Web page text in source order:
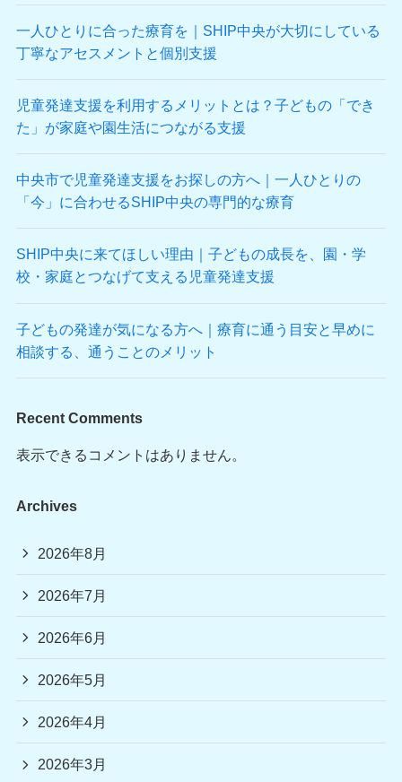
一人ひとりに合った療育を｜SHIP中央が大切にしている
丁寧なアセスメントと個別支援
児童発達支援を利用するメリットとは？子どもの「でき
た」が家庭や園生活につながる支援
中央市で児童発達支援をお探しの方へ｜一人ひとりの
「今」に合わせるSHIP中央の専門的な療育
SHIP中央に来てほしい理由｜子どもの成長を、園・学
校・家庭とつなげて支える児童発達支援
子どもの発達が気になる方へ｜療育に通う目安と早めに
相談する、通うことのメリット
Recent Comments
表示できるコメントはありません。
Archives
2026年8月
2026年7月
2026年6月
2026年5月
2026年4月
2026年3月